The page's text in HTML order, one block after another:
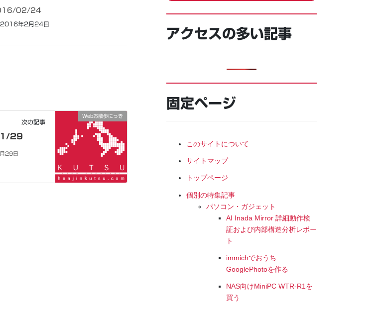
02/24
2016年2月24日
Webお散歩にっき
次の記事
29
29日
アクセスの多い記事
固定ページ
このサイトについて
サイトマップ
トップページ
個別の特集記事
パソコン・ガジェット
AI Inada Mirror 詳細動作検
証および内部構造分析レポー
ト
immichでおうち
GooglePhotoを作る
NAS向けMiniPC WTR-R1を
買う